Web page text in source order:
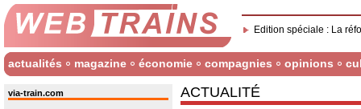
Edition spéciale : La
actualités magazine économie compagnies opinions
via-train.com ACTUALITÉ